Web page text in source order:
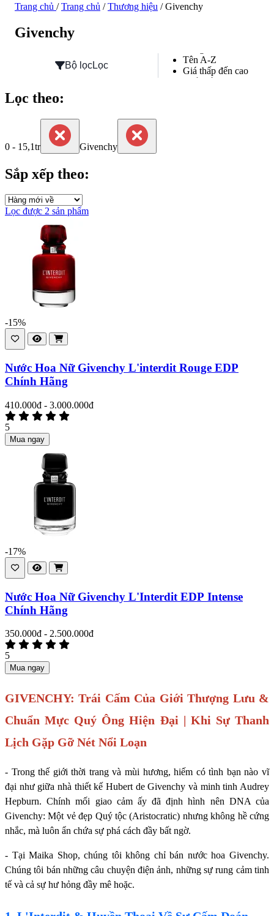
Trang chủ / Trang chủ / Thương hiệu / Givenchy
Givenchy
Bộ lọcLọc
Tên A-Z
Giá thấp đến cao
Lọc theo:
0 - 15,1tr Givenchy
Sắp xếp theo:
Lọc được 2 sản phẩm
-15%
Nước Hoa Nữ Givenchy L'interdit Rouge EDP
Chính Hãng
410.000đ - 3.000.000đ
5
Mua ngay
-17%
Nước Hoa Nữ Givenchy L'Interdit EDP Intense
Chính Hãng
350.000đ - 2.500.000đ
5
Mua ngay
GIVENCHY: Trái Cấm Của Giới Thượng Lưu &
Chuẩn Mực Quý Ông Hiện Đại | Khi Sự Thanh
Lịch Gặp Gỡ Nét Nổi Loạn
- Trong thế giới thời trang và mùi hương, hiếm có tình bạn nào vĩ
đại như giữa nhà thiết kế Hubert de Givenchy và minh tinh Audrey
Hepburn. Chính mối giao cảm ấy đã định hình nên DNA của
Givenchy: Một vẻ đẹp Quý tộc (Aristocratic) nhưng không hề cứng
nhắc, mà luôn ẩn chứa sự phá cách đầy bất ngờ.
- Tại Maika Shop, chúng tôi không chỉ bán nước hoa Givenchy.
Chúng tôi bán những câu chuyện điện ảnh, những sự rung cảm tinh
tế và cả sự hư hỏng đầy mê hoặc.